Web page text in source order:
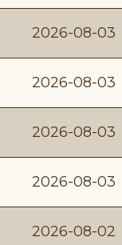
2026-08-03
2026-08-03
2026-08-03
2026-08-03
2026-08-02